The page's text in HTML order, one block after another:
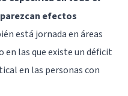
efectos
está jornada en áreas
en las que existe un déficit
en las personas con